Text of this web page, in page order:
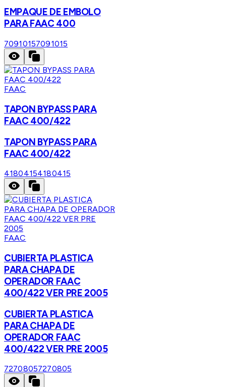
EMPAQUE DE EMBOLO
PARA FAAC 400
70910157091015
FAAC
TAPON BYPASS PARA
FAAC 400/422
TAPON BYPASS PARA
FAAC 400/422
41804154180415
FAAC
CUBIERTA PLASTICA
PARA CHAPA DE
OPERADOR FAAC
400/422 VER PRE 2005
CUBIERTA PLASTICA
PARA CHAPA DE
OPERADOR FAAC
400/422 VER PRE 2005
72708057270805